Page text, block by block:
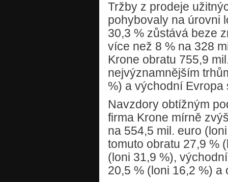
Tržby z prodeje
pohybovaly na úrovni
30,3 % zůstává beze
více než 8 % na 328
Krone obratu 755,9
nejvýznamnějším
%) a východní Evropa
Navzdory obtížným
firma Krone mírně
na 554,5 mil. euro
tomuto obratu 27,9 %
(loni 31,9 %),
20,5 % (loni 16,2 %) a